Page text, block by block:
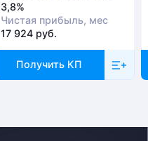
3,8%
Чистая прибыль, мес
17 924 руб.
Получить КП